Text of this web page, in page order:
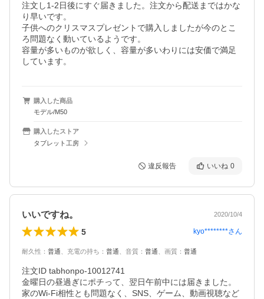
注文し1-2日後にすぐ届きました。注文から配送まではかな
り早いです。
子供へのクリスマスプレゼントで購入しましたが今のとこ
ろ問題なく動いているようです。
容量が多いものが欲しく、容量が多いわりには安価で満足
しています。
購入した商品
モデル/M50
購入したストア
タブレット工房
違反報告 いいね 0
いいですね。 2020/10/4
5 kyo********さん
耐久性 ： 普通 充電の持ち ： 普通 音質 ： 普通 画質 ： 普通
注文ID tabhonpo-10012741
金曜日の昼過ぎにポチって、翌日午前中には届きました。
家のWi-Fi相性とも問題なく、SNS、ゲーム、動画視聴など